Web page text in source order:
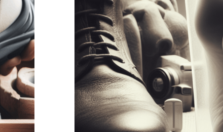
„Fußschutz als